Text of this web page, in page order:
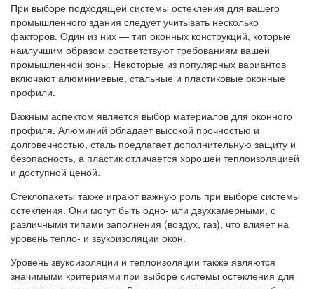
При выборе подходящей системы остекления для вашего
промышленного здания следует учитывать несколько
факторов. Один из них — тип оконных конструкций, которые
наилучшим образом соответствуют требованиям вашей
промышленной зоны. Некоторые из популярных вариантов
включают алюминиевые, стальные и пластиковые оконные
профили.
Важным аспектом является выбор материалов для оконного
профиля. Алюминий обладает высокой прочностью и
долговечностью, сталь предлагает дополнительную защиту и
безопасность, а пластик отличается хорошей теплоизоляцией
и доступной ценой.
Стеклопакеты также играют важную роль при выборе системы
остекления. Они могут быть одно- или двухкамерными, с
различными типами заполнения (воздух, газ), что влияет на
уровень тепло- и звукоизоляции окон.
Уровень звукоизоляции и теплоизоляции также являются
значимыми критериями при выборе системы остекления для